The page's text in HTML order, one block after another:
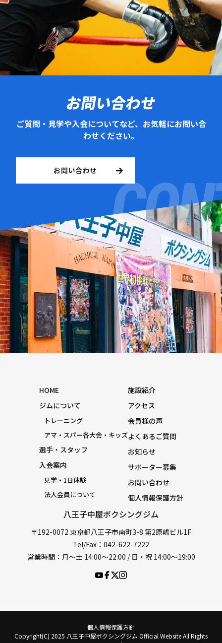
お問い合わせ
ご質問・見学や入会についてなど、お気軽にお問い合
わせください。
お問い合わせ
八王子中屋ボクシングジム
〒192-0072 東京都八王子市南町3-8 第2原嶋ビル1F
Tel/Fax：042-622-7222
営業時間：月〜土 14:00〜22:00 / 日・祝 14:00〜19:00
HOME
ジムについて
トレーニング
アマ・スパー各大会・キッズ
選手・スタッフ
入会案内
見学・1日体験
法人会員について
施設紹介
アクセス
会員様の声
よくあるご質問
お知らせ
サポーター募集
お問い合わせ
個人情報保護方針
個人情報保護方針
Copyright(C) 2025 八王子中屋ボクシングジム Official Website All Rights